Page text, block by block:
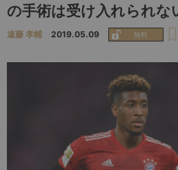
の手術は受け入れられな
遠藤 孝輔 2019.05.09